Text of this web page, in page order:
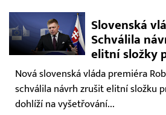
Slovenská
Schválila
elitní složky
Nová slovenská vláda premiéra
schválila návrh zrušit elitní složku
dohlíží na vyšetřování...